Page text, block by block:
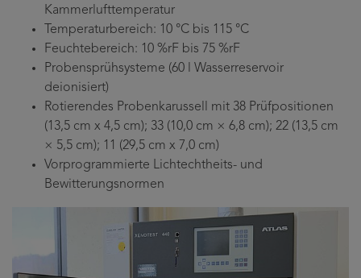
Kammerlufttemperatur
Temperaturbereich: 10 °C bis 115 °C
Feuchtebereich: 10 %rF bis 75 %rF
Probensprühsysteme (60 l Wasserreservoir
deionisiert)
Rotierendes Probenkarussell mit 38 Prüfpositionen
(13,5 cm x 4,5 cm); 33 (10,0 cm × 6,8 cm); 22 (13,5 cm
× 5,5 cm); 11 (29,5 cm x 7,0 cm)
Vorprogrammierte Lichtechtheits- und
Bewitterungsnormen